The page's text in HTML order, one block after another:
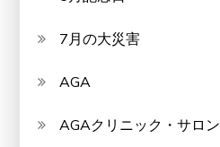
7月の大災害
AGA
AGAクリニック・サロン